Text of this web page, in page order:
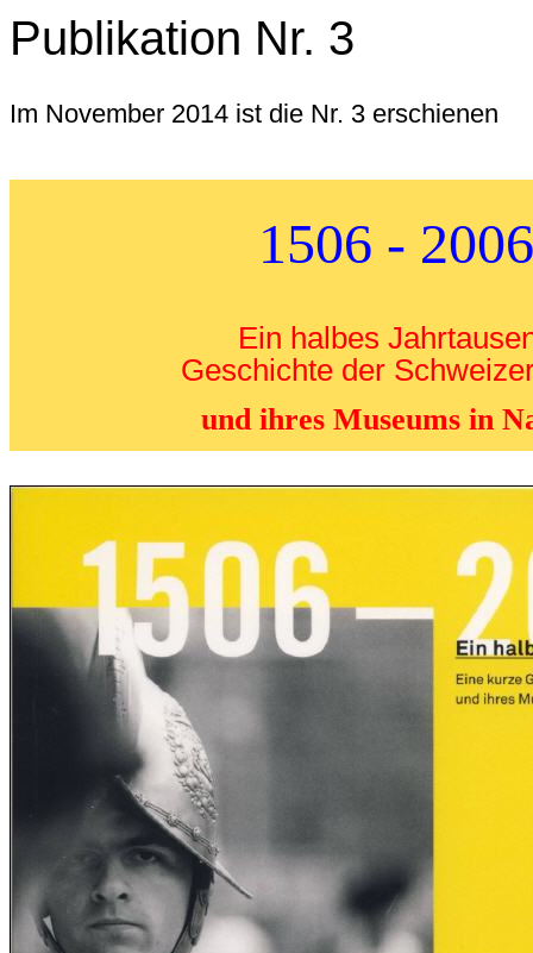
Publikation Nr. 3
Im November 2014 ist die Nr. 3 erschienen
1506 - 2006
Ein halbes
Geschichte der
und ihres Museums in